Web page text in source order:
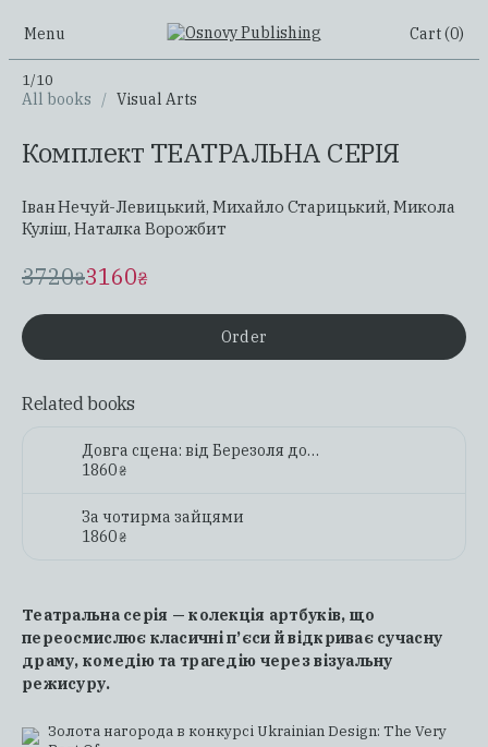
Menu Cart (0)
All books / Visual Arts
Комплект ТЕАТРАЛЬНА СЕРІЯ
Іван Нечуй-Левицький, Михайло Старицький, Микола
Куліш, Наталка Ворожбит
3720₴3160₴
Order
Related books
Довга сцена: від Березоля до Революції гідності
1860₴
За чотирма зайцями
1860₴
Театральна серія — колекція артбуків, що
переосмислює класичні п’єси й відкриває сучасну
драму, комедію та трагедію через візуальну
режисуру.
Золота нагорода в конкурсі Ukrainian Design: The Very
1/10